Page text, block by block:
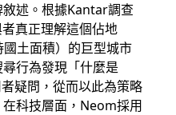
述。根據Kantar調查
真正理解這個佔地
土面積）的巨型城市
行為發現「什麼是
疑問，從而以此為策略
科技層面，Neom採用